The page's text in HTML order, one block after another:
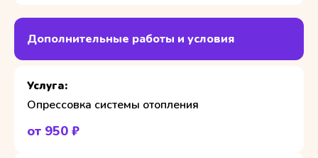
Дополнительные работы и условия
Опрессовка системы отопления
от 950 ₽